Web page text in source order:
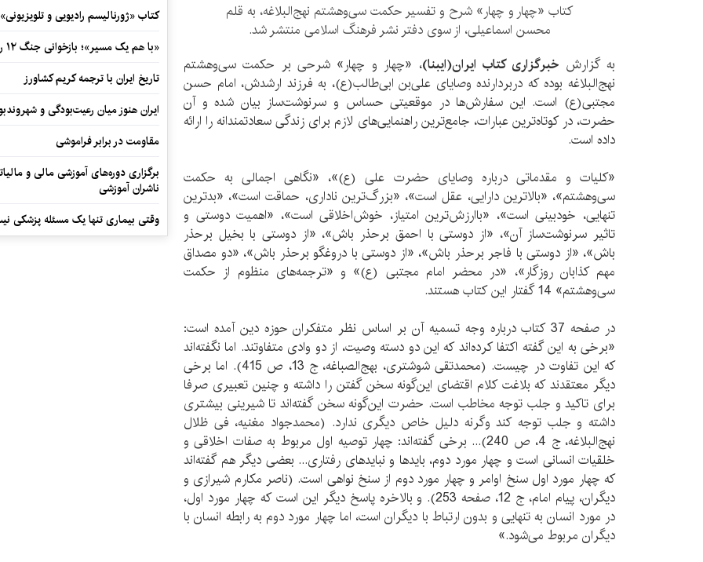
کتاب «چهار و چهار» شرح و تفسیر حکمت سی‌و‌هشتم نهج‌البلاغه، به قلم
محسن اسماعیلی، از سوی دفتر نشر فرهنگ اسلامی منتشر شد.
به گزارش خبرگزاری کتاب ایران(ایبنا)، «چهار و چهار» شرحی بر حکمت سی‌وهشتم
نهج‌البلاغه بوده که دربردارنده وصایای علی‌بن ابی‌طالب(ع)، به فرزند ارشدش، امام حسن
مجتبی(ع) است. این سفارش‌ها در موقعیتی حساس و سرنوشت‌ساز بیان شده و آن
حضرت، در کوتاه‌ترین عبارات، جامع‌ترین راهنمایی‌های لازم برای زندگی سعادتمندانه را ارائه
داده است.
«کلیات و مقدماتی درباره وصایای حضرت علی (ع)»، «نگاهی اجمالی به حکمت
سی‌و‌هشتم»، «بالاترین دارایی، عقل است»، «بزرگ‌ترین ناداری، حماقت است»، «بدترین
تنهایی، خودبینی است»، «باارزش‌ترین امتیاز، خوش‌اخلاقی است»، «اهمیت دوستی و
تاثیر سرنوشت‌ساز آن»، «از دوستی با احمق برحذر باش»، «از دوستی با بخیل برحذر
باش»، «از دوستی با فاجر برحذر باش»، «از دوستی با دروغگو برحذر باش»، «دو مصداق
مهم کذابان روزگار»، «در محضر امام مجتبی (ع)» و «ترجمه‌های منظوم از حکمت
سی‌و‌هشتم» 14 گفتار این کتاب هستند.
در صفحه 37 کتاب درباره وجه تسمیه آن بر اساس نظر متفکران حوزه دین آمده است:
«برخی به این گفته اکتفا کرده‌اند که این دو دسته وصیت، از دو وادی متفاوتند. اما نگفته‌اند
که این تفاوت در چیست. (محمدتقی شوشتری، بهج‌الصباغه، ج 13، ص 415). اما برخی
دیگر معتقدند که بلاغت کلام اقتضای این‌گونه سخن گفتن را داشته و چنین تعبیری صرفا
برای تاکید و جلب توجه مخاطب است. حضرت این‌گونه سخن گفته‌اند تا شیرینی بیشتری
داشته و جلب توجه کند وگرنه دلیل خاص دیگری ندارد. (محمدجواد مغنیه، فی ظلال
نهج‌البلاغه، ج 4، ص 240)... برخی گفته‌اند: چهار توصیه اول مربوط به صفات اخلاقی و
خلقیات انسانی است و چهار مورد دوم، بایدها و نبایدهای رفتاری... بعضی دیگر هم گفته‌اند
که چهار مورد اول سنخ اوامر و چهار مورد دوم از سنخ نواهی است. (ناصر مکارم شیرازی و
دیگران، پیام امام، ج 12، صفحه 253). و بالاخره پاسخ دیگر این است که چهار مورد اول،
در مورد انسان به تنهایی و بدون ارتباط با دیگران است، اما چهار مورد دوم به رابطه انسان با
دیگران مربوط می‌شود.»
کتاب «ژورنالیسم رادیویی و تلویزیونی»
«با هم یک مسیر»؛ بازخوانی جنگ ۱۲ روزه در قاب یک رمان کوتاه
تاریخ ایران با ترجمه کریم کشاورز
ایران هنوز میان رعیت‌بودگی و
مقاومت در برابر فراموشی
برگزاری دوره‌های آموزشی مالی و
ناشران آموزشی
وقتی بیماری تنها یک مسئله پزشکی